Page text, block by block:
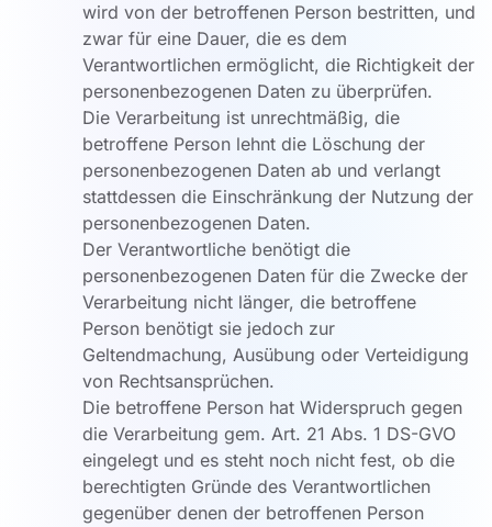
wird von der betroffenen Person bestritten, und
zwar für eine Dauer, die es dem
Verantwortlichen ermöglicht, die Richtigkeit der
personenbezogenen Daten zu überprüfen.
Die Verarbeitung ist unrechtmäßig, die
betroffene Person lehnt die Löschung der
personenbezogenen Daten ab und verlangt
stattdessen die Einschränkung der Nutzung der
personenbezogenen Daten.
Der Verantwortliche benötigt die
personenbezogenen Daten für die Zwecke der
Verarbeitung nicht länger, die betroffene
Person benötigt sie jedoch zur
Geltendmachung, Ausübung oder Verteidigung
von Rechtsansprüchen.
Die betroffene Person hat Widerspruch gegen
die Verarbeitung gem. Art. 21 Abs. 1 DS-GVO
eingelegt und es steht noch nicht fest, ob die
berechtigten Gründe des Verantwortlichen
gegenüber denen der betroffenen Person